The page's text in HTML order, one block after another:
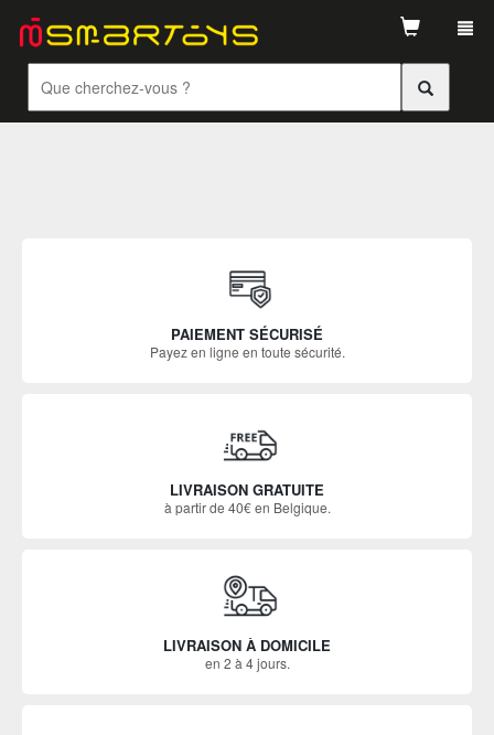
PAIEMENT SÉCURISÉ
Payez en ligne en toute sécurité.
LIVRAISON GRATUITE
à partir de 40€ en Belgique.
LIVRAISON À DOMICILE
en 2 à 4 jours.